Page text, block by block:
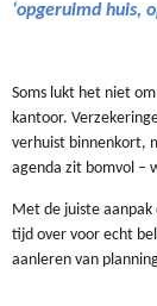
‘opgeruimd huis,
Soms lukt het niet
kantoor.
verhuist binnenkort,
agenda zit bomvol –
Met de juiste
tijd over voor echt
aanleren van